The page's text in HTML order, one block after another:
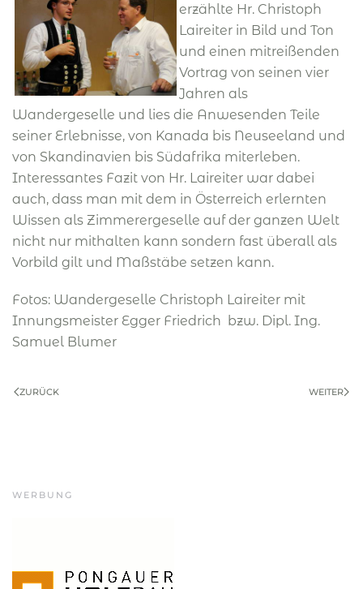
erzählte Hr. Christoph
Laireiter in Bild und Ton
und einen mitreißenden
Vortrag von seinen vier
Jahren als
Wandergeselle und lies die Anwesenden Teile
seiner Erlebnisse, von Kanada bis Neuseeland und
von Skandinavien bis Südafrika miterleben.
Interessantes Fazit von Hr. Laireiter war dabei
auch, dass man mit dem in Österreich erlernten
Wissen als Zimmerergeselle auf der ganzen Welt
nicht nur mithalten kann sondern fast überall als
Vorbild gilt und Maßstäbe setzen kann.
Fotos: Wandergeselle Christoph Laireiter mit
Innungsmeister Egger Friedrich bzw. Dipl. Ing.
Samuel Blumer
ZURÜCK WEITER
WERBUNG